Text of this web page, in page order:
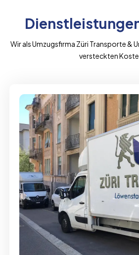
Wir als Umzugsfirma Züri Transporte &
versteckten